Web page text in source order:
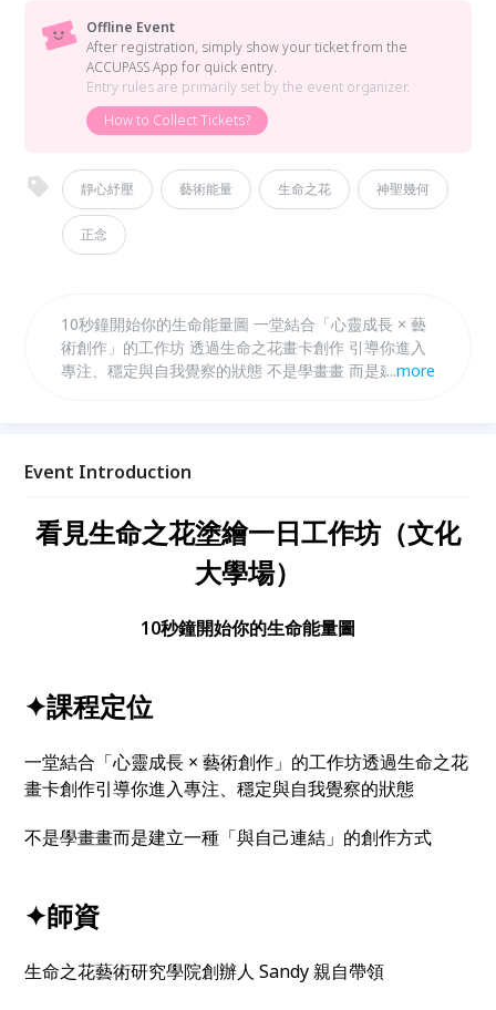
Offline Event
After registration, simply show your ticket from the
ACCUPASS App for quick entry.
Entry rules are primarily set by the event organizer.
How to Collect Tickets?
靜心紓壓 藝術能量 生命之花 神聖幾何
正念
10秒鐘開始你的生命能量圖 一堂結合「心靈成長 × 藝
術創作」的工作坊 透過生命之花畫卡創作 引導你進入
專注、穩定與自我覺察的狀態 不是學畫畫 而是建立一
...more
Event Introduction
看見生命之花塗繪一日工作坊（文化
大學場）
10秒鐘開始你的生命能量圖
✦課程定位
一堂結合「心靈成長 × 藝術創作」的工作坊透過生命之花
畫卡創作引導你進入專注、穩定與自我覺察的狀態
不是學畫畫而是建立一種「與自己連結」的創作方式
✦師資
生命之花藝術研究學院創辦人 Sandy 親自帶領